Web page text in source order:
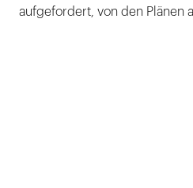
aufgefordert, von den Plänen